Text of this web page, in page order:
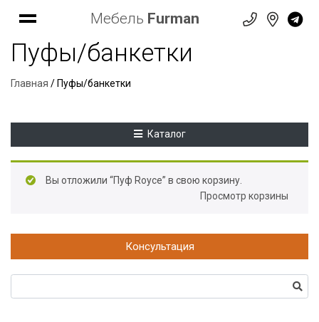
Мебель Furman
Пуфы/банкетки
Главная / Пуфы/банкетки
Каталог
Вы отложили “Пуф Royce” в свою корзину.
Просмотр корзины
Консультация